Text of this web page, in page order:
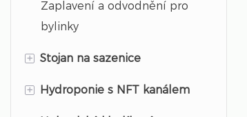
Zaplavení a odvodnění pro
bylinky
+ Stojan na sazenice
Stojan na pěstování krmiva
+ Hydroponie s NFT kanálem